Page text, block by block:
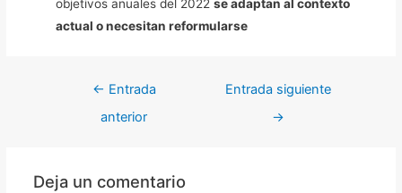
objetivos anuales del 2022se adaptan al contexto
actual o necesitan reformularse
← Entrada
anterior
Entrada siguiente
→
Deja un comentario